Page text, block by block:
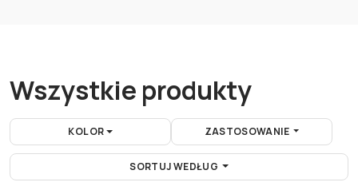
Wszystkie produkty
KOLOR ZASTOSOWANIE
SORTUJ WEDŁUG